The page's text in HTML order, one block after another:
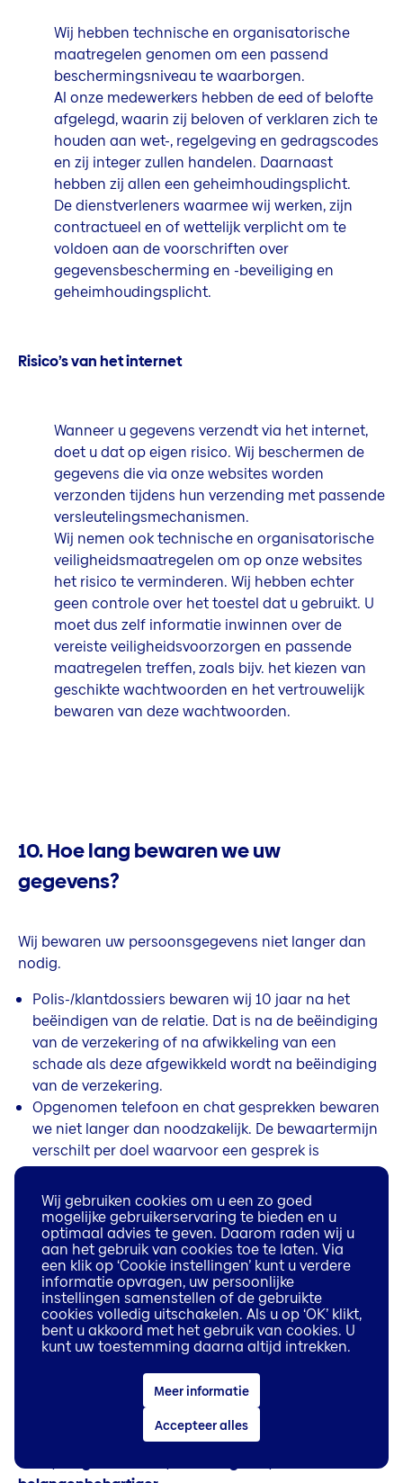
Wij gebruiken cookies om u een zo goed
mogelijke gebruikerservaring te bieden en u
optimaal advies te geven. Daarom raden wij u
aan het gebruik van cookies toe te laten. Via
een klik op ‘Cookie instellingen’ kunt u verdere
informatie opvragen, uw persoonlijke
instellingen samenstellen of de gebruikte
cookies volledig uitschakelen. Als u op ‘OK’ klikt,
bent u akkoord met het gebruik van cookies. U
kunt uw toestemming daarna altijd intrekken.
Meer informatie
Accepteer alles
Wij hebben technische en organisatorische
maatregelen genomen om een passend
beschermingsniveau te waarborgen.
Al onze medewerkers hebben de eed of belofte
afgelegd, waarin zij beloven of verklaren zich te
houden aan wet-, regelgeving en gedragscodes
en zij integer zullen handelen. Daarnaast
hebben zij allen een geheimhoudingsplicht.
De dienstverleners waarmee wij werken, zijn
contractueel en of wettelijk verplicht om te
voldoen aan de voorschriften over
gegevensbescherming en -beveiliging en
geheimhoudingsplicht.
Risico’s van het internet
Wanneer u gegevens verzendt via het internet,
doet u dat op eigen risico. Wij beschermen de
gegevens die via onze websites worden
verzonden tijdens hun verzending met passende
versleutelingsmechanismen.
Wij nemen ook technische en organisatorische
veiligheidsmaatregelen om op onze websites
het risico te verminderen. Wij hebben echter
geen controle over het toestel dat u gebruikt. U
moet dus zelf informatie inwinnen over de
vereiste veiligheidsvoorzorgen en passende
maatregelen treffen, zoals bijv. het kiezen van
geschikte wachtwoorden en het vertrouwelijk
bewaren van deze wachtwoorden.
10. Hoe lang bewaren we uw
gegevens?
Wij bewaren uw persoonsgegevens niet langer dan
nodig.
Polis-/klantdossiers bewaren wij 10 jaar na het
beëindigen van de relatie. Dat is na de beëindiging
van de verzekering of na afwikkeling van een
schade als deze afgewikkeld wordt na beëindiging
van de verzekering.
Opgenomen telefoon en chat gesprekken bewaren
we niet langer dan noodzakelijk. De bewaartermijn
verschilt per doel waarvoor een gesprek is
opgenomen. Indien een gesprek opgenomen en
nog beschikbaar is, heeft u, bij een geschil over de
inhoud van het opgenomen telefoongesprek, het
recht om het telefoongesprek te beluisteren of
daarvan een transcriptie te ontvangen.
11. Met wie delen wij uw gegevens
Uzelf, uw gezinsleden, uw werkgever, uw